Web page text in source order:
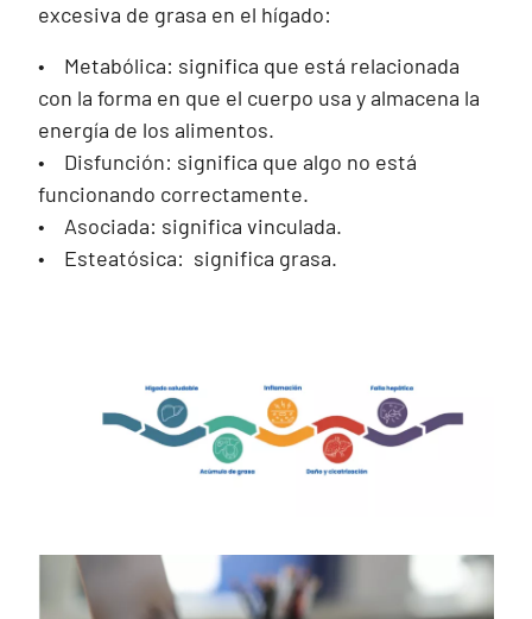
excesiva de grasa en el hígado:
• Metabólica: significa que está relacionada
con la forma en que el cuerpo usa y almacena la
energía de los alimentos.
• Disfunción: significa que algo no está
funcionando correctamente.
• Asociada: significa vinculada.
• Esteatósica: significa grasa.